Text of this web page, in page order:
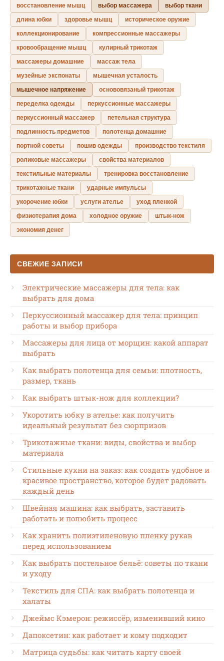
восстановление мышц
выбор массажера
выбор ткани
длина юбки
здоровье мышц
историческое оружие
коллекционирование
компрессионные массажеры
кровообращение мышц
кулирный трикотаж
массажеры домашние
массаж тела
музейные экспонаты
мышечная усталость
мышечное напряжение
основовязаный трикотаж
переделка одежды
перкуссионные массажеры
перкуссионный массажер
петельная структура
подлинность предметов
полотенца домашние
портной советы
пошив одежды
производство текстиля
роликовые массажеры
свойства материалов
текстильные материалы
тренировка восстановление
трикотажные ткани
ударные импульсы
укорочение юбки
услуги ателье
уход пленкой
физиотерапия дома
холодное оружие
штык-нож
экономия денег
СВЕЖИЕ ЗАПИСИ
Электрические массажеры для тела: как
выбрать для дома
Перкуссионный массажер для тела: принцип
работы и выбор прибора
Массажеры для лица от морщин: какой аппарат
выбрать
Как выбрать полотенца для семьи: плотность,
размер, ткань
Как выбрать штык-нож для коллекции?
Укоротить юбку в ателье: как получить
идеальный результат без сюрпризов
Трикотажные ткани: виды, свойства и выбор
материала
Стильные кухни на заказ: как создать удобное и
красивое пространство, которое будет радовать
каждый день
Швейная машина: как выбрать, заставить
работать и полюбить процесс
Как хранить полиэтиленовую пленку рукав
перед использованием
Как выбрать постельное бельё: советы по ткани
и уходу
Текстиль для СПА: как выбрать полотенца и
халаты
Джеймс Кэмерон: режиссёр, изменивший кино
Дапоксетин: как работает и кому подходит
Матрица судьбы: как читать карту своей